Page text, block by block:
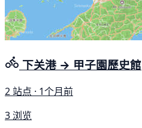
下关港 → 甲子園歷史館
2 站点 · 1个月前
3 浏览